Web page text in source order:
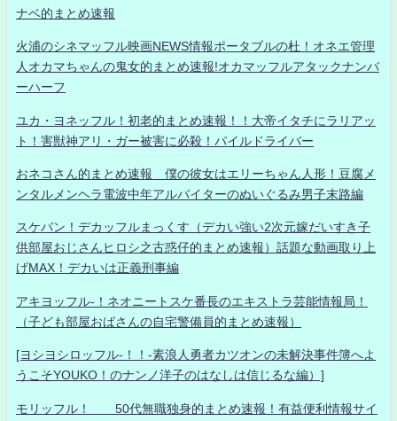
ナベ的まとめ速報
火浦のシネマッフル映画NEWS情報ポータブルの杜！オネエ管理
人オカマちゃんの鬼女的まとめ速報!オカマッフルアタックナンバ
ーハーフ
ユカ・ヨネッフル！初老的まとめ速報！！大帝イタチにラリアッ
ト！害獣神アリ・ガー被害に必殺！パイルドライバー
おネコさん的まとめ速報 僕の彼女はエリーちゃん人形！豆腐メ
ンタルメンヘラ電波中年アルバイターのぬいぐるみ男子末路編
スケバン！デカッフルまっくす（デカい強い2次元嫁だいすき子
供部屋おじさんヒロシ之古惑仔的まとめ速報）話題な動画取り上
げMAX！デカいは正義刑事編
アキヨッフル-！ネオニートスケ番長のエキストラ芸能情報局！
（子ども部屋おばさんの自宅警備員的まとめ速報）
[ヨシヨシロッフル-！！-素浪人勇者カツオンの未解決事件簿へよ
うこそYOUKO！のナンノ洋子のはなしは信じるな編）]
モリッフル！ 50代無職独身的まとめ速報！有益便利情報サイ